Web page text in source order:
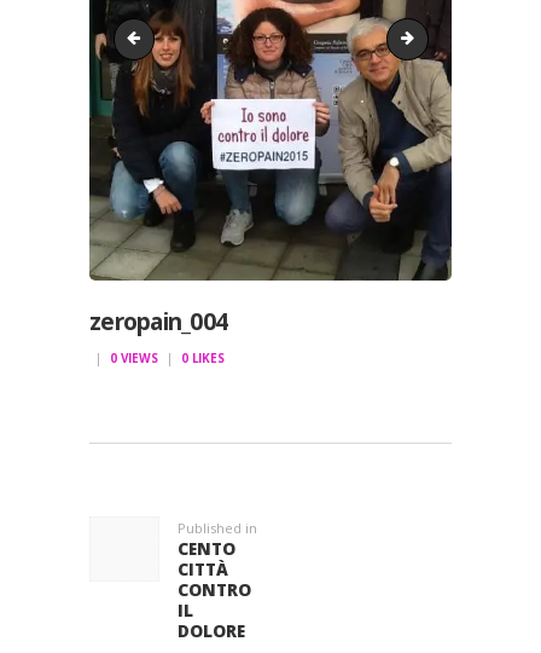
zeropain_002 zeropain_006
zeropain_004
0 VIEWS 0 LIKES
Published in
CENTO
CITTÀ
CONTRO
IL
DOLORE